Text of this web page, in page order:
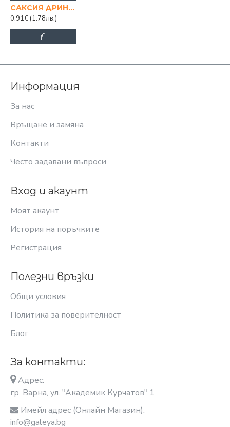
САКСИЯ ДРИНА 20/20 КЕРЕМИДА
0.91€ (1.78лв.)
Информация
За нас
Връщане и замяна
Контакти
Често задавани въпроси
Вход и акаунт
Моят акаунт
История на поръчките
Регистрация
Полезни връзки
Общи условия
Политика за поверителност
Блог
За контакти:
Адрес:
гр. Варна, ул. "Академик Курчатов" 1
Имейл адрес (Онлайн Магазин):
info@galeya.bg